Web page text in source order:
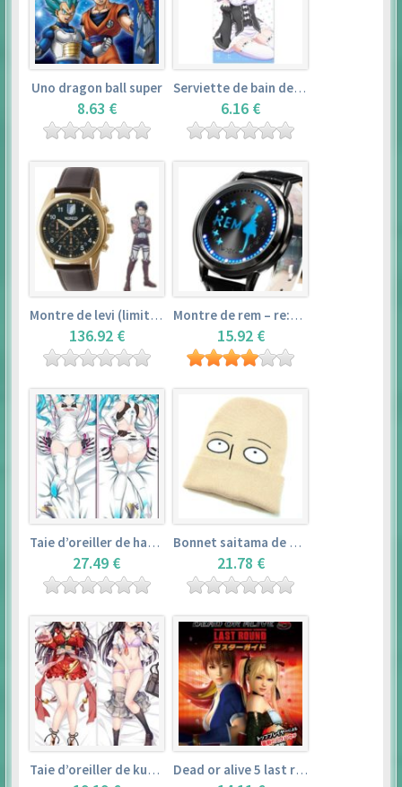
Uno dragon ball super
8.63 €
Serviette de bain de rem (120×60cm) – re:zero kara hajimeru isekai seikatsu
6.16 €
Montre de levi (limited edition) – shingeki no kyojin
136.92 €
Montre de rem – re:zero kara hajimeru isekai seikatsu
15.92 €
Taie d’oreiller de hatsune miku (150cm×50cm) – vocaloid
27.49 €
Bonnet saitama de one punch man
21.78 €
Taie d’oreiller de kurosawa dia (160x50cm) – love live! sunshine!! Dead or alive 5 last round master guide